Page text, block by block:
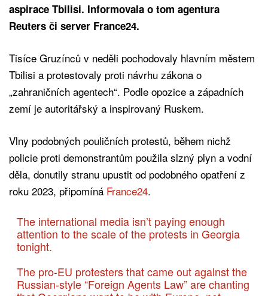
aspirace Tbilisi. Informovala o tom agentura
Reuters či server France24.
Tisíce Gruzínců v neděli pochodovaly hlavním městem
Tbilisi a protestovaly proti návrhu zákona o
„zahraničních agentech“. Podle opozice a západních
zemí je autoritářský a inspirovaný Ruskem.
Vlny podobných pouličních protestů, během nichž
policie proti demonstrantům použila slzný plyn a vodní
děla, donutily stranu upustit od podobného opatření z
roku 2023, připomíná France24.
The international media isn’t paying enough
attention to the scale of the protests in Georgia
tonight.
The pro-EU protesters that came out against the
Russian-style “Foreign Agents Law” are chanting